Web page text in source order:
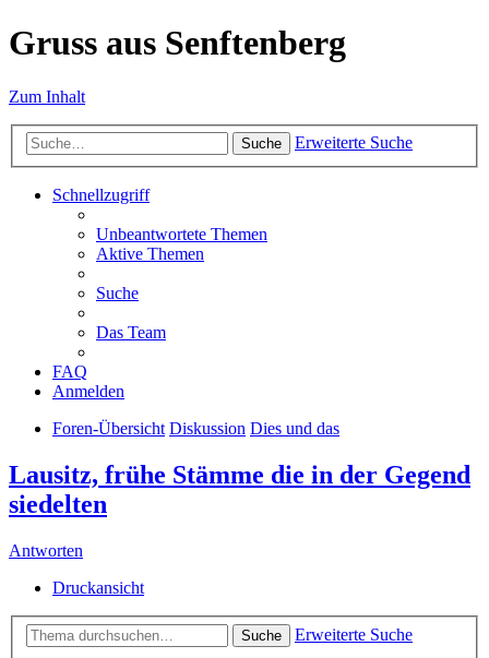
Gruss aus Senftenberg
Zum Inhalt
Suche Erweiterte Suche
Schnellzugriff
Unbeantwortete Themen
Aktive Themen
Suche
Das Team
FAQ
Anmelden
Foren-Übersicht Diskussion Dies und das
Lausitz, frühe Stämme die in der Gegend
siedelten
Antworten
Druckansicht
Suche
Erweiterte Suche